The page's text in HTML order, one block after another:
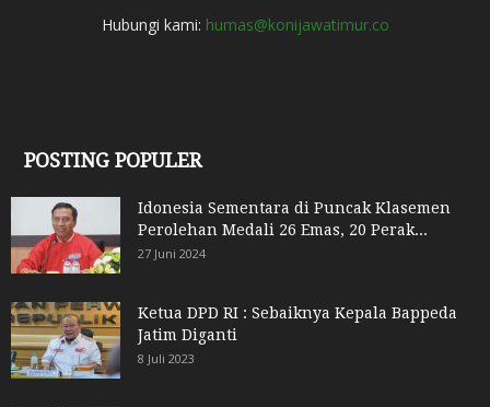
Hubungi kami: humas@konijawatimur.co
POSTING POPULER
Idonesia Sementara di Puncak Klasemen
Perolehan Medali 26 Emas, 20 Perak...
27 Juni 2024
Ketua DPD RI : Sebaiknya Kepala Bappeda
Jatim Diganti
8 Juli 2023